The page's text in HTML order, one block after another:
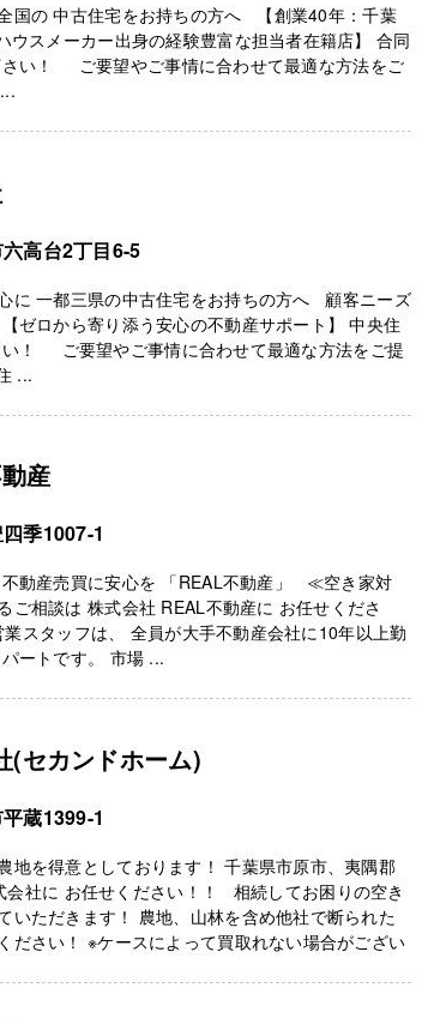
国の 中古住宅をお持ちの方へ 【創業40年：千葉
ウスメーカー出身の経験豊富な担当者在籍店】 合同
さい！ ご要望やご事情に合わせて最適な方法をご
高台2丁目6-5
に 一都三県の中古住宅をお持ちの方へ 顧客ニーズ
ゼロから寄り添う安心の不動産サポート】 中央住
！ ご要望やご事情に合わせて最適な方法をご提
...
産
季1007-1
動産売買に安心を 「REAL不動産」 ≪空き家対
相談は 株式会社 REAL不動産に お任せくださ
スタッフは、 全員が大手不動産会社に10年以上勤
ートです。 市場 ...
(セカンドホーム)
蔵1399-1
地を得意としております！ 千葉県市原市、夷隅郡
社に お任せください！！ 相続してお困りの空き
いただきます！ 農地、山林を含め他社で断られた
ださい！ ※ケースによって買取れない場合がござい